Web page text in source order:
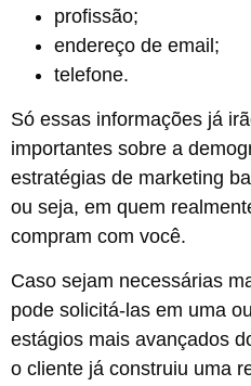
profissão;
endereço de email;
telefone.
Só essas informações já
importantes sobre a
estratégias de marketing
ou seja, em quem
compram com você.
Caso sejam necessárias
pode solicitá-las em uma
estágios mais avançados
o cliente já construiu uma